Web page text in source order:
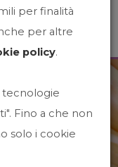
per finalità
per altre
policy.
tecnologie
Fino a che non
solo i cookie